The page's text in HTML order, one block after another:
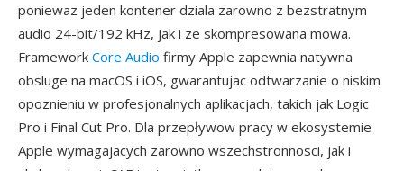
poniewaz jeden kontener dziala zarowno z bezstratnym
audio 24-bit/192 kHz, jak i ze skompresowana mowa.
Framework Core Audio firmy Apple zapewnia natywna
obsluge na macOS i iOS, gwarantujac odtwarzanie o niskim
opoznieniu w profesjonalnych aplikacjach, takich jak Logic
Pro i Final Cut Pro. Dla przepływow pracy w ekosystemie
Apple wymagajacych zarowno wszechstronnosci, jak i